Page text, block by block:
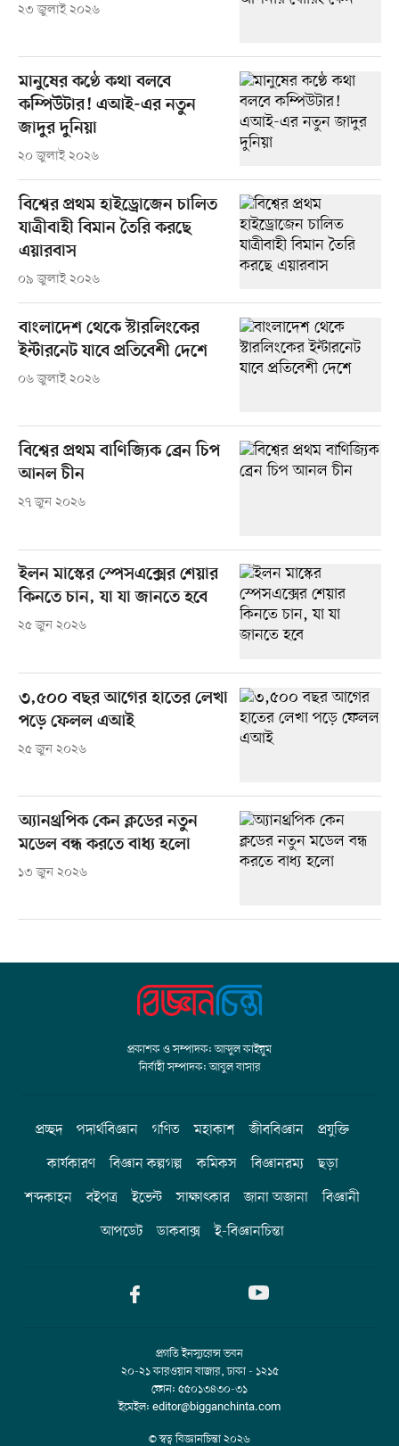
২৩ জুলাই ২০২৬
মানুষের কণ্ঠে কথা বলবে
কম্পিউটার! এআই-এর নতুন
জাদুর দুনিয়া
২০ জুলাই ২০২৬
বিশ্বের প্রথম হাইড্রোজেন চালিত
যাত্রীবাহী বিমান তৈরি করছে
এয়ারবাস
০৯ জুলাই ২০২৬
বাংলাদেশ থেকে স্টারলিংকের
ইন্টারনেট যাবে প্রতিবেশী দেশে
০৬ জুলাই ২০২৬
বিশ্বের প্রথম বাণিজ্যিক ব্রেন চিপ
আনল চীন
২৭ জুন ২০২৬
ইলন মাস্কের স্পেসএক্সের শেয়ার
কিনতে চান, যা যা জানতে হবে
২৫ জুন ২০২৬
৩,৫০০ বছর আগের হাতের লেখা
পড়ে ফেলল এআই
২৫ জুন ২০২৬
অ্যানথ্রপিক কেন ক্লডের নতুন
মডেল বন্ধ করতে বাধ্য হলো
১৩ জুন ২০২৬
প্রকাশক ও সম্পাদক: আব্দুল কাইয়ুম
নির্বাহী সম্পাদক: আবুল বাসার
প্রচ্ছদ পদার্থবিজ্ঞান গণিত মহাকাশ জীববিজ্ঞান
প্রযুক্তি
কার্যকারণ
বিজ্ঞান কল্পগল্প কমিকস বিজ্ঞানরম্য
ছড়া
শব্দকাহন
বইপত্র ইভেন্ট সাক্ষাৎকার জানা অজানা
বিজ্ঞানী
আপডেট
ডাকবাক্স ই-বিজ্ঞানচিন্তা
প্রগতি ইনস্যুরেন্স ভবন
২০-২১ কারওয়ান বাজার, ঢাকা - ১২১৫
ফোন: ৫৫০১৩৪৩০-৩১
ইমেইল: editor@bigganchinta.com
© স্বত্ব বিজ্ঞানচিন্তা২০২৬